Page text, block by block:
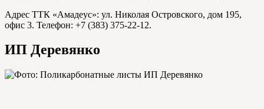
Адрес ТТК «Амадеус»: ул. Николая Островского, дом 195,
офис 3. Телефон: +7 (383) 375-22-12.
ИП Деревянко